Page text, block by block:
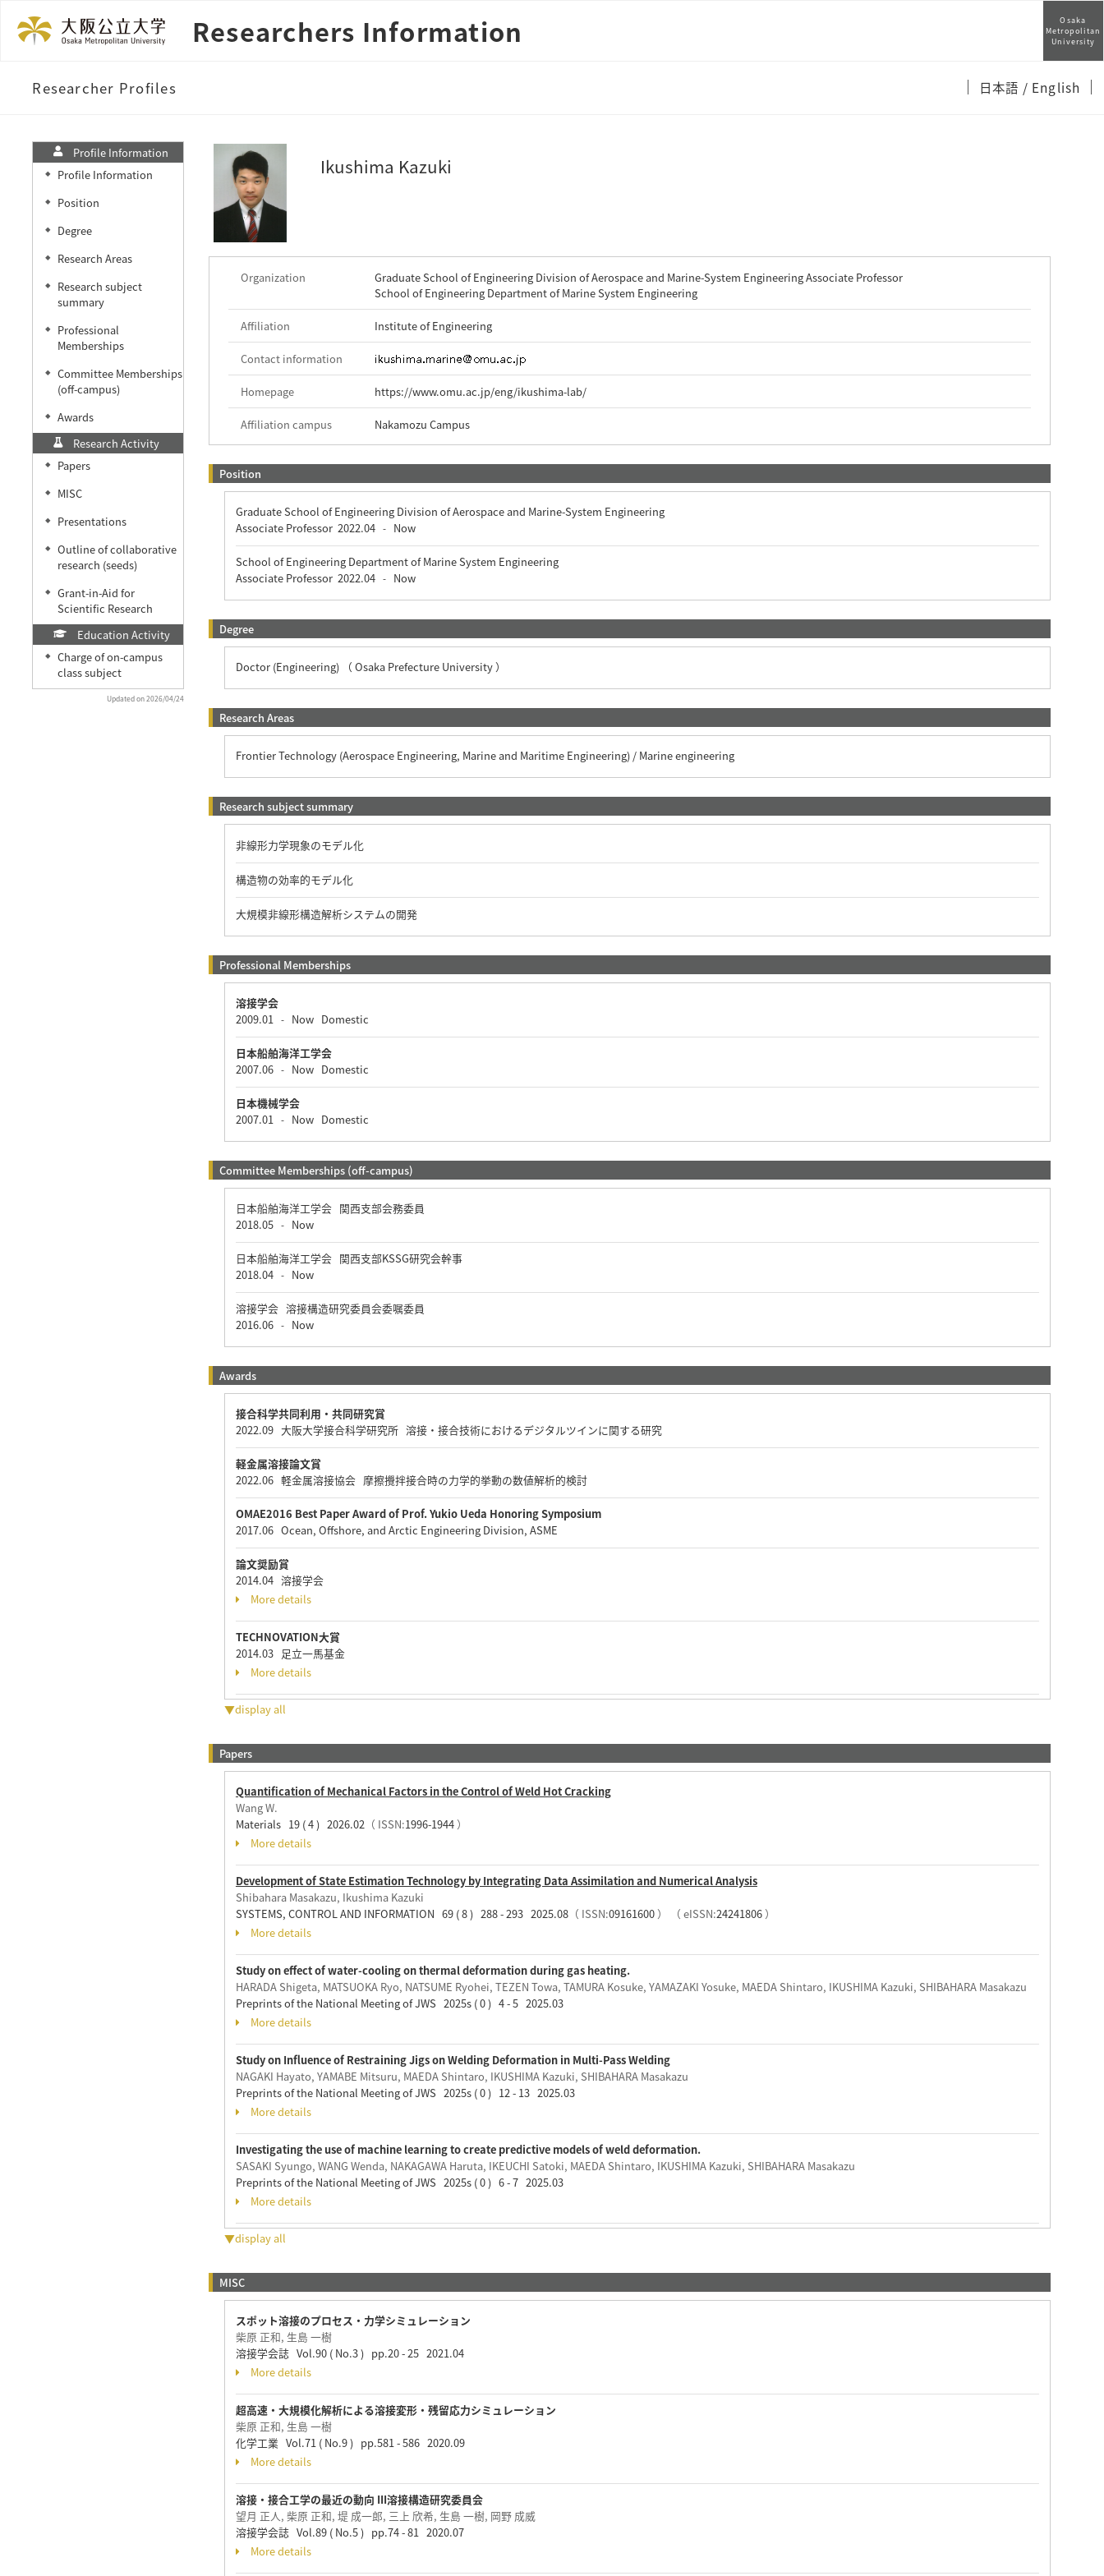
Researchers Information
Osaka
Metropolitan
University
Researcher Profiles 日本語 / English
Profile Information
◆ Profile Information
◆ Position
◆ Degree
◆ Research Areas
◆
Research subject
summary
◆
Professional
Memberships
◆
Committee Memberships
(off-campus)
◆
Awards
Research Activity
◆ Papers
◆ MISC
◆ Presentations
◆
Outline of collaborative
research (seeds)
◆
Grant-in-Aid for
Scientific Research
Education Activity
◆
Charge of on-campus
class subject
Updated on 2026/04/24
Ikushima Kazuki
Organization
Graduate School of Engineering Division of Aerospace and Marine-System Engineering Associate Professor
School of Engineering Department of Marine System Engineering
Affiliation Institute of Engineering
Contact information
Homepage https://www.omu.ac.jp/eng/ikushima-lab/
Affiliation campus Nakamozu Campus
Position
Graduate School of Engineering Division of Aerospace and Marine-System Engineering
Associate Professor 2022.04 - Now
School of Engineering Department of Marine System Engineering
Associate Professor 2022.04 - Now
Degree
Doctor (Engineering) （ Osaka Prefecture University ）
Research Areas
Frontier Technology (Aerospace Engineering, Marine and Maritime Engineering) / Marine engineering
Research subject summary
非線形力学現象のモデル化
構造物の効率的モデル化
大規模非線形構造解析システムの開発
Professional Memberships
溶接学会
2009.01 - NowDomestic
日本船舶海洋工学会
2007.06 - NowDomestic
日本機械学会
2007.01 - NowDomestic
Committee Memberships (off-campus)
日本船舶海洋工学会 関西支部会務委員
2018.05 - Now
日本船舶海洋工学会 関西支部KSSG研究会幹事
2018.04 - Now
溶接学会 溶接構造研究委員会委嘱委員
2016.06 - Now
Awards
接合科学共同利用・共同研究賞
2022.09 大阪大学接合科学研究所 溶接・接合技術におけるデジタルツインに関する研究
軽金属溶接論文賞
2022.06 軽金属溶接協会 摩擦攪拌接合時の力学的挙動の数値解析的検討
OMAE2016 Best Paper Award of Prof. Yukio Ueda Honoring Symposium
2017.06 Ocean, Offshore, and Arctic Engineering Division, ASME
論文奨励賞
2014.04 溶接学会
More details
TECHNOVATION大賞
2014.03 足立一馬基金
More details
▼display all
Papers
Quantification of Mechanical Factors in the Control of Weld Hot Cracking
Wang W.
Materials 19 ( 4 ) 2026.02（ ISSN:1996-1944）
More details
Development of State Estimation Technology by Integrating Data Assimilation and Numerical Analysis
Shibahara Masakazu, Ikushima Kazuki
SYSTEMS, CONTROL AND INFORMATION 69 ( 8 ) 288 - 293 2025.08（ ISSN:09161600） （ eISSN:24241806）
More details
Study on effect of water-cooling on thermal deformation during gas heating.
HARADA Shigeta, MATSUOKA Ryo, NATSUME Ryohei, TEZEN Towa, TAMURA Kosuke, YAMAZAKI Yosuke, MAEDA Shintaro, IKUSHIMA Kazuki, SHIBAHARA Masakazu
Preprints of the National Meeting of JWS 2025s ( 0 ) 4 - 5 2025.03
More details
Study on Influence of Restraining Jigs on Welding Deformation in Multi-Pass Welding
NAGAKI Hayato, YAMABE Mitsuru, MAEDA Shintaro, IKUSHIMA Kazuki, SHIBAHARA Masakazu
Preprints of the National Meeting of JWS 2025s ( 0 ) 12 - 13 2025.03
More details
Investigating the use of machine learning to create predictive models of weld deformation.
SASAKI Syungo, WANG Wenda, NAKAGAWA Haruta, IKEUCHI Satoki, MAEDA Shintaro, IKUSHIMA Kazuki, SHIBAHARA Masakazu
Preprints of the National Meeting of JWS 2025s ( 0 ) 6 - 7 2025.03
More details
▼display all
MISC
スポット溶接のプロセス・力学シミュレーション
柴原 正和, 生島 一樹
溶接学会誌 Vol.90 ( No.3 ) pp.20 - 25 2021.04
More details
超高速・大規模化解析による溶接変形・残留応力シミュレーション
柴原 正和, 生島 一樹
化学工業 Vol.71 ( No.9 ) pp.581 - 586 2020.09
More details
溶接・接合工学の最近の動向 III溶接構造研究委員会
望月 正人, 柴原 正和, 堤 成一郎, 三上 欣希, 生島 一樹, 岡野 成威
溶接学会誌 Vol.89 ( No.5 ) pp.74 - 81 2020.07
More details